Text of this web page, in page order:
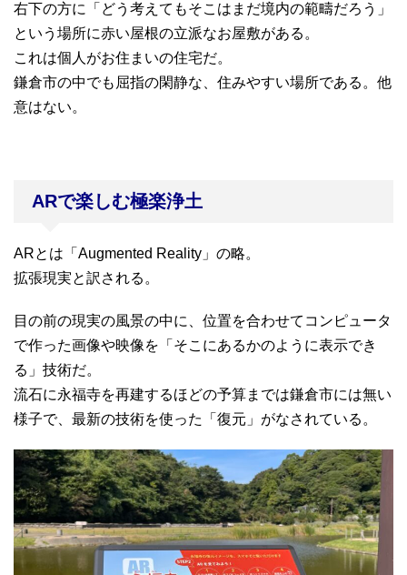
右下の方に「どう考えてもそこはまだ境内の範疇だろう」
という場所に赤い屋根の立派なお屋敷がある。
これは個人がお住まいの住宅だ。
鎌倉市の中でも屈指の閑静な、住みやすい場所である。他
意はない。
ARで楽しむ極楽浄土
ARとは「Augmented Reality」の略。
拡張現実と訳される。
目の前の現実の風景の中に、位置を合わせてコンピュータ
で作った画像や映像を「そこにあるかのように表示でき
る」技術だ。
流石に永福寺を再建するほどの予算までは鎌倉市には無い
様子で、最新の技術を使った「復元」がなされている。